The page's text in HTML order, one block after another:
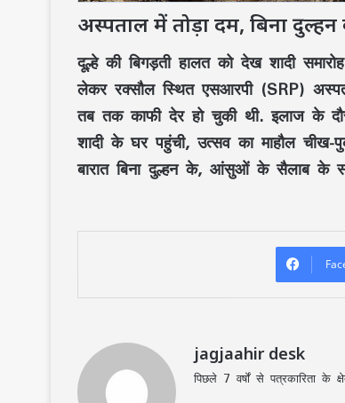
​अस्पताल में तोड़ा दम, बिना दुल्हन
​दूल्हे की बिगड़ती हालत को देख शादी
लेकर रक्सौल स्थित एसआरपी (SRP)
तब तक काफी देर हो चुकी थी. इलाज के
शादी के घर पहुंची, उत्सव का माहौल
बारात बिना दुल्हन के, आंसुओं के सैलाब के
jagjaahir desk
पिछले 7 वर्षों से पत्रकारिता